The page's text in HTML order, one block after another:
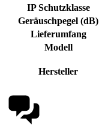
IP Schutzklasse
Geräuschpegel (dB)
Lieferumfang
Modell
Hersteller